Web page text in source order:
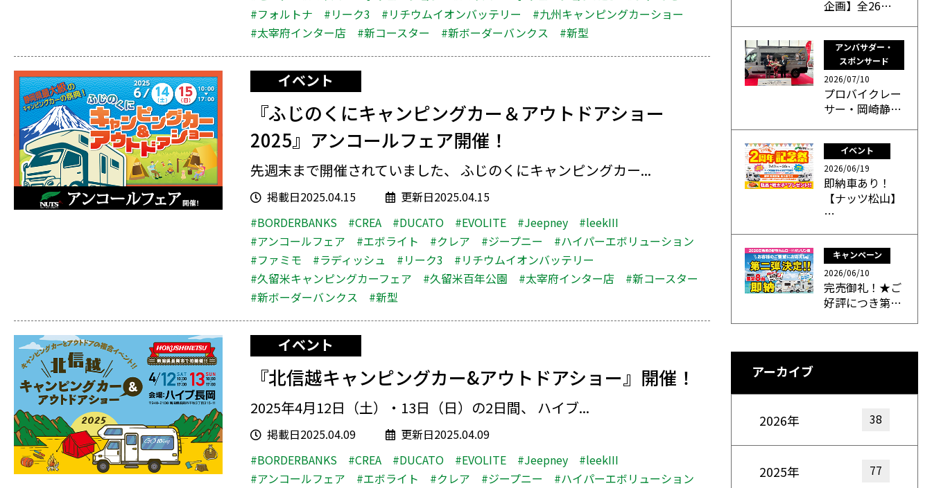
#フォルトナ
#リーク3 #リチウムイオンバッテリー
#九州キャンピングカーショー
#太宰府インター店
#新コースター #新ボーダーバンクス #新型
イベント
『ふじのくにキャンピングカー＆アウトドアショー
2025』アンコールフェア開催！
先週末まで開催されていました、 ふじのくにキャンピングカー...
掲載日2025.04.15
更新日2025.04.15
#BORDERBANKS
#CREA #DUCATO #EVOLITE #Jeepney
#leekIII
#アンコールフェア
#エボライト #クレア #ジープニー
#ハイパーエボリューション
#ファミモ
#ラディッシュ #リーク3
#リチウムイオンバッテリー
#久留米キャンピングカーフェア
#久留米百年公園 #太宰府インター店
#新コースター
#新ボーダーバンクス
#新型
イベント
『北信越キャンピングカー&アウトドアショー』開催！
2025年4月12日（土）・13日（日）の2日間、 ハイブ...
掲載日2025.04.09
更新日2025.04.09
#BORDERBANKS
#CREA #DUCATO #EVOLITE #Jeepney
#leekIII
#アンコールフェア
#エボライト #クレア #ジープニー
#ハイパーエボリューション
企画】全26…
アンバサダー・
スポンサード
2026/07/10
プロバイクレー
サー・岡崎静…
イベント
2026/06/19
即納車あり！
【ナッツ松山】
…
キャンペーン
2026/06/10
完売御礼！★ご
好評につき第…
アーカイブ
2026年 38
2025年 77